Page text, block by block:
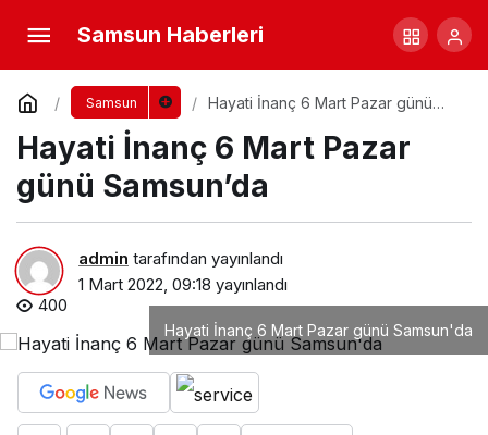
Samsun Haberleri
Samsun
Hayati İnanç 6 Mart Pazar günü
Hayati İnanç 6 Mart Pazar
günü Samsun’da
admin tarafından yayınlandı
1 Mart 2022, 09:18 yayınlandı
400
Hayati İnanç 6 Mart Pazar günü Samsun'da